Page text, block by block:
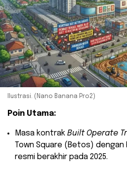
Ilustrasi. (Nano Banana Pro2)
Poin Utama:
​Masa kontrak Built Operate
Town Square (Betos) dengan
resmi berakhir pada 2025.